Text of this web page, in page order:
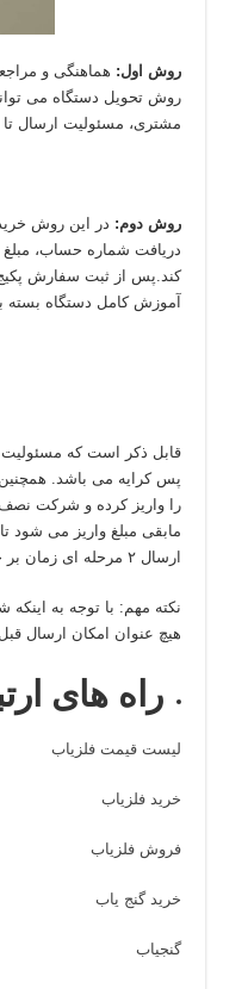
روش اول: هماهنگی و
روش تحویل دستگاه می
مشتری، مسئولیت ارسال
روش دوم: در این روش
دریافت شماره حساب،
کند.پس از ثبت سفارش
آموزش کامل دستگاه
قابل ذکر است که مسئولیت
را واریز کرده و شرکت
مابقی مبلغ واریز می شود
ارسال ۲ مرحله ای زمان بر خواهد بود).
نکته مهم: با توجه به اینکه
هیچ عنوان امکان ارسال
راه های
لیست قیمت فلزیاب
خرید فلزیاب
فروش فلزیاب
خرید گنج یاب
گنجیاب